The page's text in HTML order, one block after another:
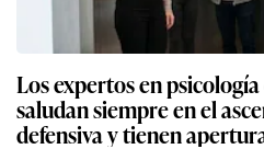
Los expertos en
saludan siempre en el
defensiva y tienen